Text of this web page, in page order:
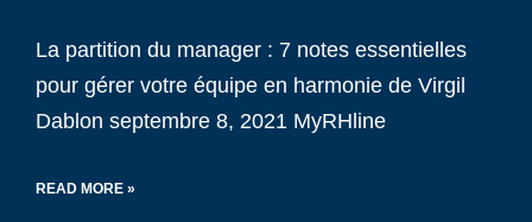
La partition du manager : 7 notes essentielles
pour gérer votre équipe en harmonie de Virgil
Dablon septembre 8, 2021 MyRHline
READ MORE »